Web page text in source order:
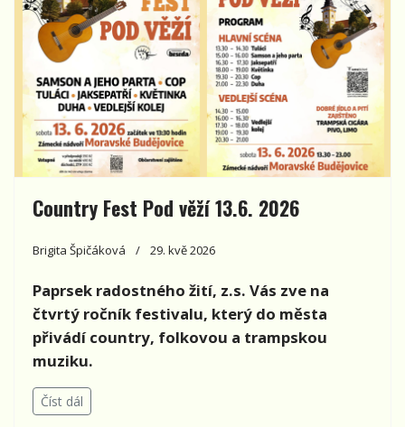
Country Fest Pod věží 13.6. 2026
Brigita Špičáková 29. kvě 2026
Paprsek radostného žití, z.s. Vás zve na
čtvrtý ročník festivalu, který do města
přivádí country, folkovou a trampskou
muziku.
Číst dál